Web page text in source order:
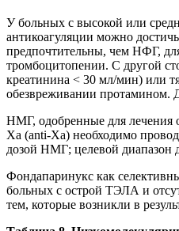
У больных с высокой или
антикоагуляции можно
предпочтительны, чем НФГ,
тромбоцитопении. С другой
креатинина < 30 мл/мин) или
обезвреживании протамином.
НМГ, одобренные для лечения
Ха (anti-Xa) необходимо
дозой НМГ; целевой диапазон
Фондапаринукс как
больных с острой ТЭЛА и
тем, которые возникли в